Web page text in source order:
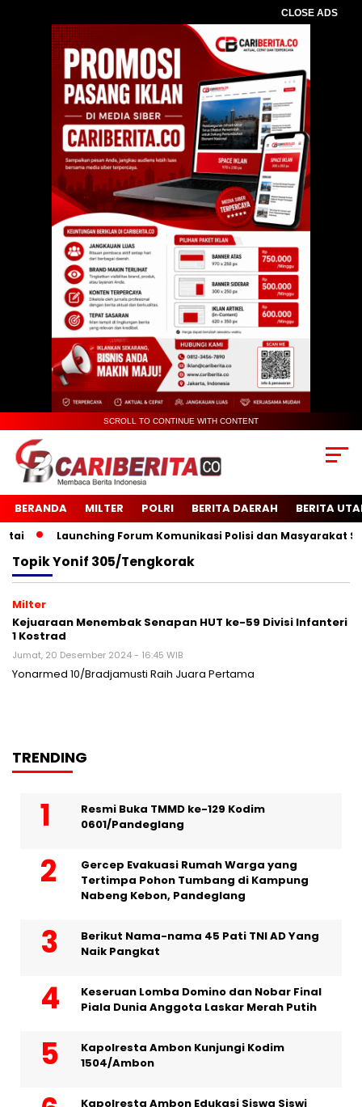
CLOSE ADS
SCROLL TO CONTINUE WITH CONTENT
BERANDA MILTER POLRI BERITA DAERAH BERITA
Launching Forum Komunikasi Polisi dan Masyarakat
TopikYonif 305/Tengkorak
Milter
Kejuaraan Menembak Senapan HUT ke-59 Divisi Infanteri
1 Kostrad
Jumat, 20 Desember 2024 - 16:45 WIB
Yonarmed 10/Bradjamusti Raih Juara Pertama
TRENDING
Resmi Buka TMMD ke-129 Kodim
0601/Pandeglang
Gercep Evakuasi Rumah Warga yang
Tertimpa Pohon Tumbang di Kampung
Nabeng Kebon, Pandeglang
Berikut Nama-nama 45 Pati TNI AD Yang
Naik Pangkat
Keseruan Lomba Domino dan Nobar Final
Piala Dunia Anggota Laskar Merah Putih
Kapolresta Ambon Kunjungi Kodim
1504/Ambon
Kapolresta Ambon Edukasi Siswa Siswi